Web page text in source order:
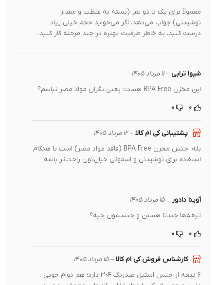
معمولاً برای یک تا دو نفر (بسته به غلظت و مقدار
نوشیدنی) جواب می‌دهد. اگر می‌خواید حجم خیلی زیاد
درست کنید، به خاطر ظرفیت بهتره در چند مرحله کار کنید.
شیوا ترابی– ۱۱ مرداد ۱۴۰۵
این مخزن BPA Free هست؛ یعنی نگران مواد مضر نباشم؟
پشتیبانی کی ام کالا– ۱۲ مرداد ۱۴۰۵
بله. جنس مخزن BPA Free (فاقد مواد مضر) است تا هنگام
استفاده برای نوشیدنی و اسموتی خیال‌تون راحت‌تر باشه.
آوینا دادور– ۱۵ مرداد ۱۴۰۵
تیغه‌ها چندتا هستن و جنسشون چیه؟
کارشناس فروش کی ام کالا– ۱۵ مرداد ۱۴۰۵
۶ تیغه از جنس استیل ضدزنگ ۳۰۴ دارد؛ هم دوام خوبی